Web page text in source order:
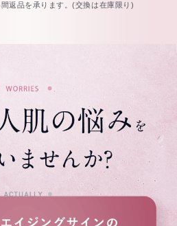
返品を承ります。(交換は在庫限り)